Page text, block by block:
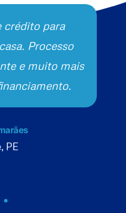
crédito para
Processo
e muito mais
PE